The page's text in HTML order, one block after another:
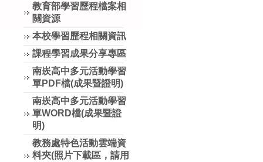
教育部學習歷程檔案相
關資源
本校學習歷程相關資訊
課程學習成果分享專區
南崁高中多元活動學習
單PDF檔(成果暨證明)
南崁高中多元活動學習
單WORD檔(成果暨證
明)
教務處特色活動雲端資
料夾(照片下載區，請用